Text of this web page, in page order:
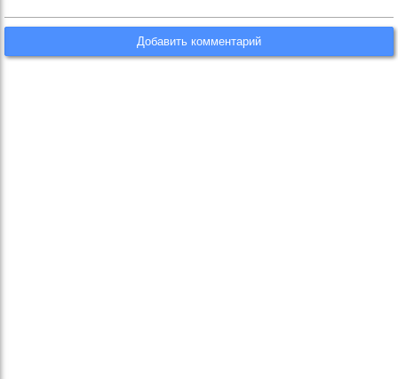
Добавить комментарий